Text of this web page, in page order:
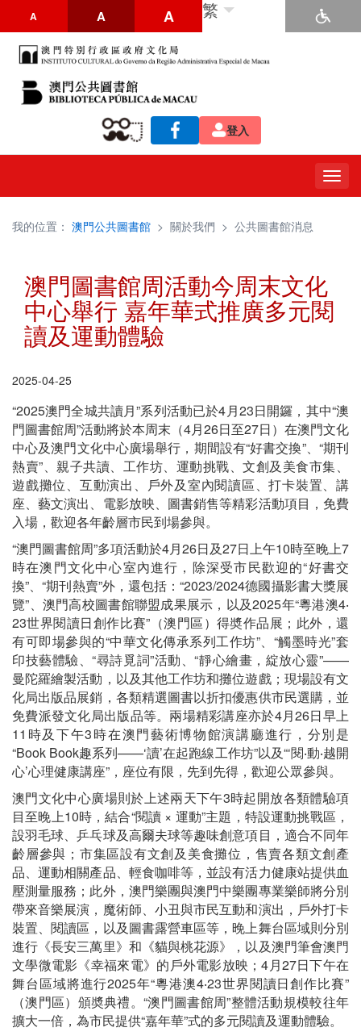
A A A 繁
登入
我的位置： 澳門公共圖書館 > 關於我們 > 公共圖書館消息
澳門圖書館周活動今周末文化
中心舉行 嘉年華式推廣多元閱
讀及運動體驗
2025-04-25
“2025澳門全城共讀月”系列活動已於4月23日開鑼，其中“澳
門圖書館周”活動將於本周末（4月26日至27日）在澳門文化
中心及澳門文化中心廣場舉行，期間設有“好書交換”、“期刊
熱賣”、親子共讀、工作坊、運動挑戰、文創及美食市集、
遊戲攤位、互動演出、戶外及室內閱讀區、打卡裝置、講
座、藝文演出、電影放映、圖書銷售等精彩活動項目，免費
入場，歡迎各年齡層市民到場參與。
“澳門圖書館周”多項活動於4月26日及27日上午10時至晚上7
時在澳門文化中心室內進行，除深受市民歡迎的“好書交
換”、“期刊熱賣”外，還包括：“2023/2024德國攝影書大獎展
覽”、澳門高校圖書館聯盟成果展示，以及2025年“粵港澳4‧
23世界閱讀日創作比賽”（澳門區）得奬作品展；此外，還
有可即場參與的“中華文化傳承系列工作坊”、“觸墨時光”套
印技藝體驗、“尋詩覓詞”活動、“靜心繪畫，綻放心靈”——
曼陀羅繪製活動，以及其他工作坊和攤位遊戲；現場設有文
化局出版品展銷，各類精選圖書以折扣優惠供市民選購，並
免費派發文化局出版品等。兩場精彩講座亦於4月26日早上
11時及下午3時在澳門藝術博物館演講廳進行，分別是
“Book Book趣系列——‘讀’在起跑線工作坊”以及“‘閱‧動‧越開
心’心理健康講座”，座位有限，先到先得，歡迎公眾參與。
澳門文化中心廣場則於上述兩天下午3時起開放各類體驗項
目至晚上10時，結合“閱讀 × 運動”主題，特設運動挑戰區，
設羽毛球、乒乓球及高爾夫球等趣味創意項目，適合不同年
齡層參與；市集區設有文創及美食攤位，售賣各類文創產
品、運動相關產品、輕食咖啡等，並設有活力健康站提供血
壓測量服務；此外，澳門樂團與澳門中樂團專業樂師將分別
帶來音樂展演，魔術師、小丑與市民互動和演出，戶外打卡
裝置、閱讀區，以及圖書露營車區等，晚上舞台區域則分別
進行《長安三萬里》和《貓與桃花源》，以及澳門筆會澳門
文學微電影《幸福來電》的戶外電影放映；4月27日下午在
舞台區域將進行2025年“粵港澳4‧23世界閱讀日創作比賽”
（澳門區）頒奬典禮。“澳門圖書館周”整體活動規模較往年
擴大一倍，為市民提供“嘉年華”式的多元閱讀及運動體驗。